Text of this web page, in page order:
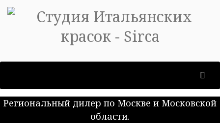
Региональный дилер по Москве и Московской
области.